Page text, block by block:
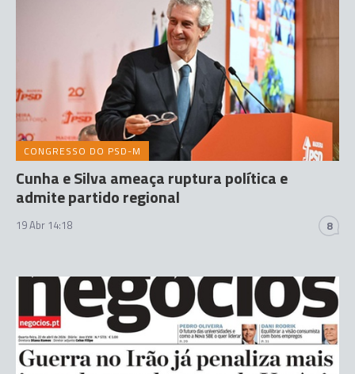
CONGRESSO DO PSD-M
Cunha e Silva ameaça ruptura política e
admite partido regional
19 Abr 14:18 8